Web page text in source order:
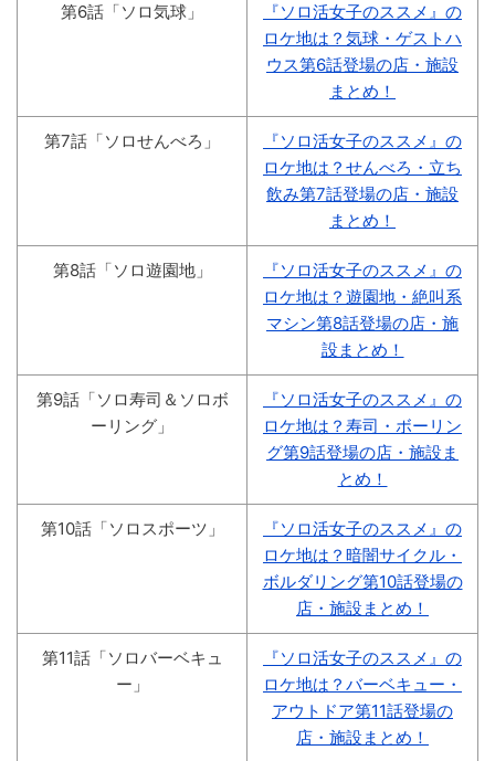
第6話「ソロ気球」
『ソロ活女子のススメ』の
ロケ地は？気球・ゲストハ
ウス第6話登場の店・施設
まとめ！
第7話「ソロせんべろ」
『ソロ活女子のススメ』の
ロケ地は？せんべろ・立ち
飲み第7話登場の店・施設
まとめ！
第8話「ソロ遊園地」
『ソロ活女子のススメ』の
ロケ地は？遊園地・絶叫系
マシン第8話登場の店・施
設まとめ！
第9話「ソロ寿司＆ソロボ
ーリング」
『ソロ活女子のススメ』の
ロケ地は？寿司・ボーリン
グ第9話登場の店・施設ま
とめ！
第10話「ソロスポーツ」
『ソロ活女子のススメ』の
ロケ地は？暗闇サイクル・
ボルダリング第10話登場の
店・施設まとめ！
第11話「ソロバーベキュ
ー」
『ソロ活女子のススメ』の
ロケ地は？バーベキュー・
アウトドア第11話登場の
店・施設まとめ！